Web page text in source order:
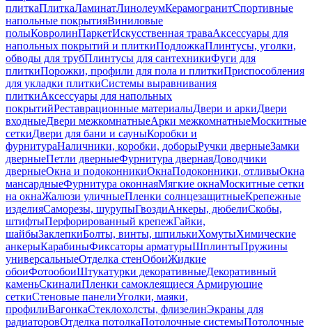
плиткаПлиткаЛаминатЛинолеумКерамогранитСпортивные
напольные покрытияВиниловые
полыКовролинПаркетИскусственная траваАксессуары для
напольных покрытий и плиткиПодложкаПлинтусы, уголки,
обводы для трубПлинтусы для сантехникиФуги для
плиткиПорожки, профили для пола и плиткиПриспособления
для укладки плиткиСистемы выравнивания
плиткиАксессуары для напольных
покрытийРеставрационные материалыДвери и аркиДвери
входныеДвери межкомнатныеАрки межкомнатныеМоскитные
сеткиДвери для бани и сауныКоробки и
фурнитураНаличники, коробки, доборыРучки дверныеЗамки
дверныеПетли дверныеФурнитура двернаяДоводчики
дверныеОкна и подоконникиОкнаПодоконники, отливыОкна
мансардныеФурнитура оконнаяМягкие окнаМоскитные сетки
на окнаЖалюзи уличныеПленки солнцезащитныеКрепежные
изделияСаморезы, шурупыГвоздиАнкеры, дюбелиСкобы,
штифтыПерфорированный крепежГайки,
шайбыЗаклепкиБолты, винты, шпилькиХомутыХимические
анкерыКарабиныФиксаторы арматурыШплинтыПружины
универсальныеОтделка стенОбоиЖидкие
обоиФотообоиШтукатурки декоративныеДекоративный
каменьСкиналиПленки самоклеящиеся Армирующие
сеткиСтеновые панелиУголки, маяки,
профилиВагонкаСтеклохолсты, флизелинЭкраны для
радиаторовОтделка потолкаПотолочные системыПотолочные